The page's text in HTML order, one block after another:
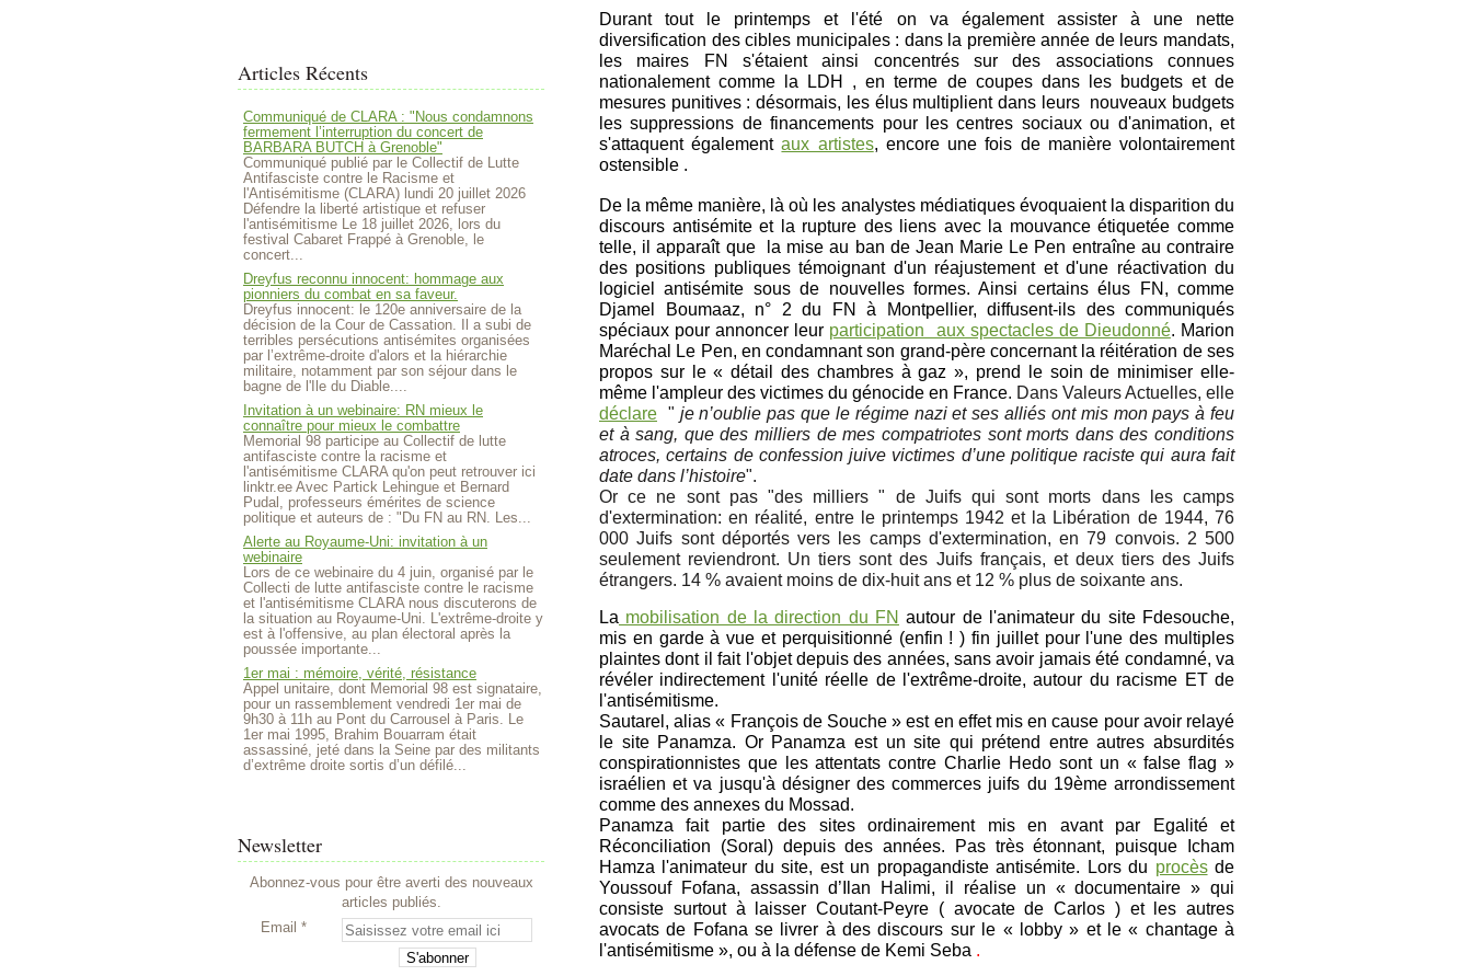
Articles Récents
Communiqué de CLARA : "Nous condamnons
fermement l’interruption du concert de
BARBARA BUTCH à Grenoble"
Communiqué publié par le Collectif de Lutte
Antifasciste contre le Racisme et
l'Antisémitisme (CLARA) lundi 20 juillet 2026
Défendre la liberté artistique et refuser
l'antisémitisme Le 18 juillet 2026, lors du
festival Cabaret Frappé à Grenoble, le
concert...
Dreyfus reconnu innocent: hommage aux
pionniers du combat en sa faveur.
Dreyfus innocent: le 120e anniversaire de la
décision de la Cour de Cassation. Il a subi de
terribles persécutions antisémites organisées
par l’extrême-droite d'alors et la hiérarchie
militaire, notamment par son séjour dans le
bagne de l'Ile du Diable....
Invitation à un webinaire: RN mieux le
connaître pour mieux le combattre
Memorial 98 participe au Collectif de lutte
antifasciste contre la racisme et
l'antisémitisme CLARA qu'on peut retrouver ici
linktr.ee Avec Partick Lehingue et Bernard
Pudal, professeurs émérites de science
politique et auteurs de : "Du FN au RN. Les...
Alerte au Royaume-Uni: invitation à un
webinaire
Lors de ce webinaire du 4 juin, organisé par le
Collecti de lutte antifasciste contre le racisme
et l'antisémitisme CLARA nous discuterons de
la situation au Royaume-Uni. L'extrême-droite y
est à l'offensive, au plan électoral après la
poussée importante...
1er mai : mémoire, vérité, résistance
Appel unitaire, dont Memorial 98 est signataire,
pour un rassemblement vendredi 1er mai de
9h30 à 11h au Pont du Carrousel à Paris. Le
1er mai 1995, Brahim Bouarram était
assassiné, jeté dans la Seine par des militants
d’extrême droite sortis d’un défilé...
Newsletter
Abonnez-vous pour être averti des nouveaux
articles publiés.
Email
Durant tout le printemps et l'été on va également assister à une nette
diversification des cibles municipales : dans la première année de leurs mandats,
les maires FN s'étaient ainsi concentrés sur des associations connues
nationalement comme la LDH , en terme de coupes dans les budgets et de
mesures punitives : désormais, les élus multiplient dans leurs nouveaux budgets
les suppressions de financements pour les centres sociaux ou d'animation, et
s'attaquent égalementaux artistes, encore une fois de manière volontairement
ostensible .
De la même manière, là où les analystes médiatiques évoquaient la disparition du
discours antisémite et la rupture des liens avec la mouvance étiquetée comme
telle, il apparaît que la mise au ban de Jean Marie Le Pen entraîne au contraire
des positions publiques témoignant d'un réajustement et d'une réactivation du
logiciel antisémite sous de nouvelles formes. Ainsi certains élus FN, comme
Djamel Boumaaz, n° 2 du FN à Montpellier, diffusent-ils des communiqués
spéciaux pour annoncer leur participation aux spectacles de Dieudonné. Marion
Maréchal Le Pen, en condamnant son grand-père concernant la réitération de ses
propos sur le « détail des chambres à gaz », prend le soin de minimiser elle-
même l'ampleur des victimes du génocide en France. Dans Valeurs Actuelles, elle
déclare " je n’oublie pas que le régime nazi et ses alliés ont mis mon pays à feu
et à sang, que des milliers de mes compatriotes sont morts dans des conditions
atroces, certains de confession juive victimes d’une politique raciste qui aura fait
date dans l’histoire".
Or ce ne sont pas "des milliers " de Juifs qui sont morts dans les camps
d'extermination: en réalité, entre le printemps 1942 et la Libération de 1944, 76
000 Juifs sont déportés vers les camps d'extermination, en 79 convois. 2 500
seulement reviendront. Un tiers sont des Juifs français, et deux tiers des Juifs
étrangers. 14 % avaient moins de dix-huit ans et 12 % plus de soixante ans.
La mobilisation de la direction du FN autour de l'animateur du site Fdesouche,
mis en garde à vue et perquisitionné (enfin ! ) fin juillet pour l'une des multiples
plaintes dont il fait l'objet depuis des années, sans avoir jamais été condamné, va
révéler indirectement l'unité réelle de l'extrême-droite, autour du racisme ET de
l'antisémitisme.
Sautarel, alias « François de Souche » est en effet mis en cause pour avoir relayé
le site Panamza. Or Panamza est un site qui prétend entre autres absurdités
conspirationnistes que les attentats contre Charlie Hedo sont un « false flag »
israélien et va jusqu'à désigner des commerces juifs du 19ème arrondissement
comme des annexes du Mossad.
Panamza fait partie des sites ordinairement mis en avant par Egalité et
Réconciliation (Soral) depuis des années. Pas très étonnant, puisque Icham
Hamza l'animateur du site, est un propagandiste antisémite. Lors du procèsde
Youssouf Fofana, assassin d’Ilan Halimi, il réalise un « documentaire » qui
consiste surtout à laisser Coutant-Peyre ( avocate de Carlos ) et les autres
avocats de Fofana se livrer à des discours sur le « lobby » et le « chantage à
l'antisémitisme », ou à la défense de Kemi Seba .